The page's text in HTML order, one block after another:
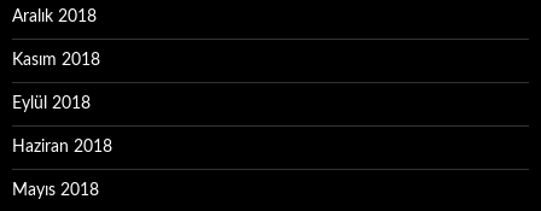
Aralık 2018
Kasım 2018
Eylül 2018
Haziran 2018
Mayıs 2018